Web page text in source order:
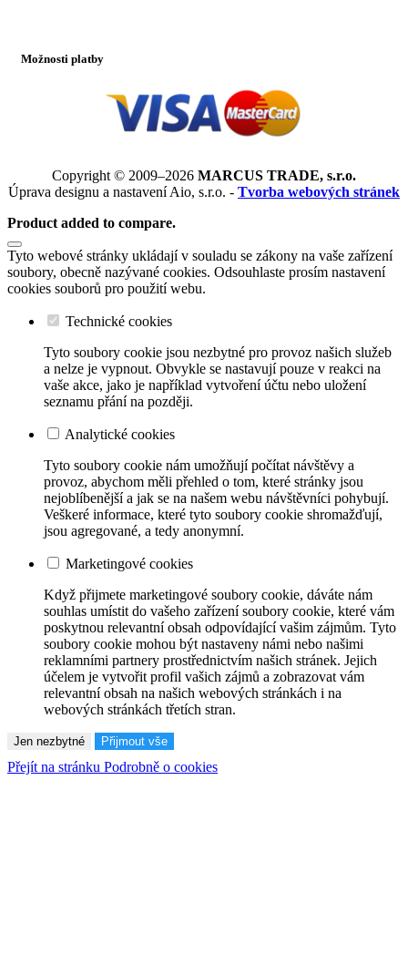
Možnosti platby
Copyright © 2009–2026 MARCUS TRADE, s.r.o.
Úprava designu a nastavení Aio, s.r.o. - Tvorba webových stránek
Product added to compare.
Tyto webové stránky ukládají v souladu se zákony na vaše zařízení
soubory, obecně nazývané cookies. Odsouhlaste prosím nastavení
cookies souborů pro použití webu.
Technické cookies
Tyto soubory cookie jsou nezbytné pro provoz našich služeb
a nelze je vypnout. Obvykle se nastavují pouze v reakci na
vaše akce, jako je například vytvoření účtu nebo uložení
seznamu přání na později.
Analytické cookies
Tyto soubory cookie nám umožňují počítat návštěvy a
provoz, abychom měli přehled o tom, které stránky jsou
nejoblíbenější a jak se na našem webu návštěvníci pohybují.
Veškeré informace, které tyto soubory cookie shromažďují,
jsou agregované, a tedy anonymní.
Marketingové cookies
Když přijmete marketingové soubory cookie, dáváte nám
souhlas umístit do vašeho zařízení soubory cookie, které vám
poskytnou relevantní obsah odpovídající vašim zájmům. Tyto
soubory cookie mohou být nastaveny námi nebo našimi
reklamními partnery prostřednictvím našich stránek. Jejich
účelem je vytvořit profil vašich zájmů a zobrazovat vám
relevantní obsah na našich webových stránkách i na
webových stránkách třetích stran.
Jen nezbytné Přijmout vše
Přejít na stránku Podrobně o cookies